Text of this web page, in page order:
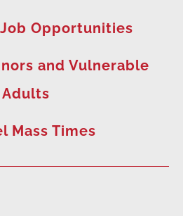
Opportunities
and Vulnerable
Adults
Mass Times